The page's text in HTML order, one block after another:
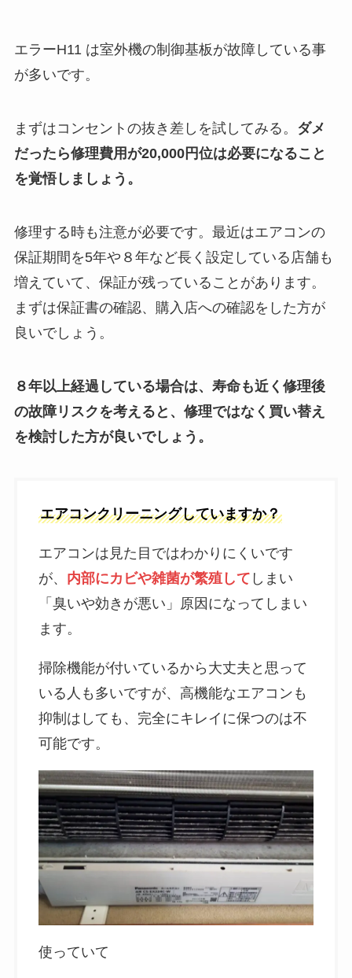
エラーH11 は室外機の制御基板が故障している事
が多いです。
まずはコンセントの抜き差しを試してみる。 ダメ
だったら修理費用が20,000円位は必要になること
を覚悟しましょう。
修理する時も注意が必要です。最近はエアコンの
保証期間を5年や８年など長く設定している店舗も
増えていて、保証が残っていることがあります。
まずは保証書の確認、購入店への確認をした方が
良いでしょう。
８年以上経過している場合は、寿命も近く修理後
の故障リスクを考えると、修理ではなく買い替え
を検討した方が良いでしょう。
エアコンクリーニングしていますか？
エアコンは見た目ではわかりにくいです
が、 内部にカビや雑菌が繁殖して しまい
「臭いや効きが悪い」原因になってしまい
ます。
掃除機能が付いているから大丈夫と思って
いる人も多いですが、高機能なエアコンも
抑制はしても、完全にキレイに保つのは不
可能です。
使っていて